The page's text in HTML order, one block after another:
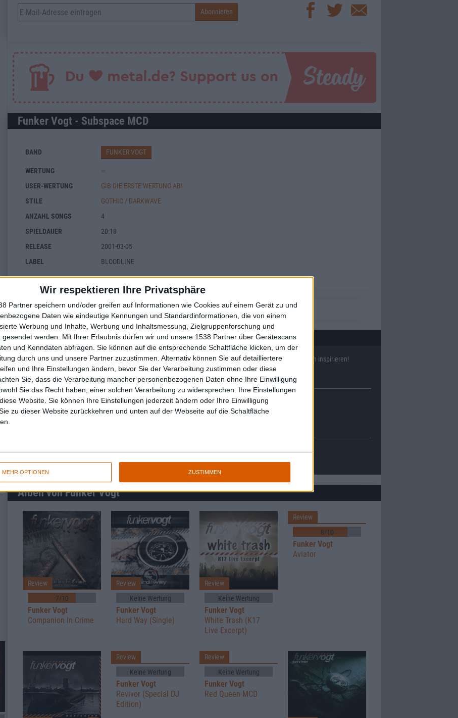
Wir respektieren Ihre Privatsphäre
Partner speichern und/oder greifen auf Informationen wie Cookies auf einem Gerät zu und
Daten wie eindeutige Kennungen und Standardinformationen, die von einem
Werbung und Inhalte, Werbung und Inhaltsmessung, Zielgruppenforschung und
werden.
Mit Ihrer Erlaubnis dürfen wir und unsere 1538 Partner über Gerätescans
und Kenndaten abfragen. Sie können auf die entsprechende Schaltfläche klicken, um der
durch uns und unsere Partner zuzustimmen. Alternativ können Sie auf detailliertere
und Ihre Einstellungen ändern, bevor Sie der Verarbeitung zustimmen oder diese
Sie, dass die Verarbeitung mancher personenbezogenen Daten ohne Ihre Einwilligung
Sie das Recht haben, einer solchen Verarbeitung zu widersprechen. Ihre Einstellungen
Website. Sie können Ihre Einstellungen jederzeit ändern oder Ihre Einwilligung
zu dieser Website zurückkehren und unten auf der Webseite auf die Schaltfläche
MEHR OPTIONEN ZUSTIMMEN
Funker Vogt - Subspace MCD
BAND FUNKER VOGT
WERTUNG
—
USER-WERTUNG
GIB DIE ERSTE WERTUNG AB!
STILE
GOTHIC / DARKWAVE
ANZAHL SONGS
4
SPIELDAUER
20:18
RELEASE
2001-03-05
LABEL
BLOODLINE
Interessante Alben finden
Auf der Suche nach neuer Mucke? Durchsuche unser Review-Archiv mit aktuell38633Reviews und lass Dich inspirieren!
Nach Wertung filtern▼︎
von bis Punkten
Alben von Funker Vogt
7/10
Review
Funker Vogt
Companion In Crime
Keine Wertung
Review
Funker Vogt
Hard Way (Single)
Keine Wertung
Review
Funker Vogt
White Trash (K17
Live Excerpt)
8/10
Review
Funker Vogt
Aviator
Keine Wertung
Review
Funker Vogt
Revivor (Special DJ
Edition)
Keine Wertung
Review
Funker Vogt
Red Queen MCD
Electric Light